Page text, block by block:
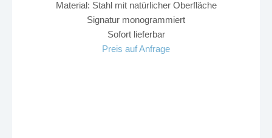
Material: Stahl mit natürlicher Oberfläche
Signatur monogrammiert
Sofort lieferbar
Preis auf Anfrage